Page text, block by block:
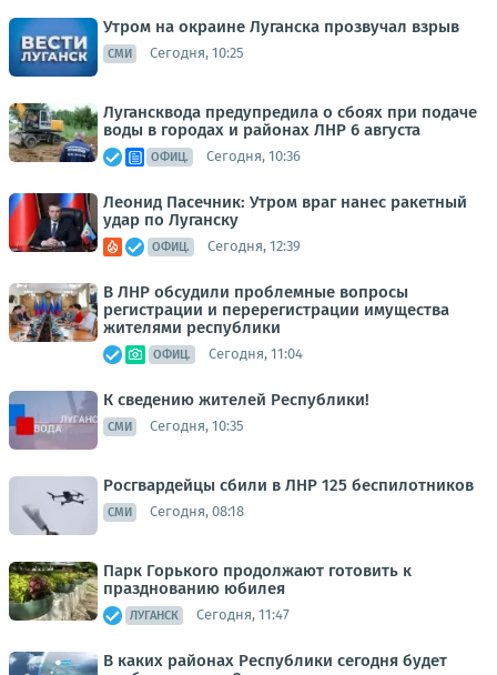
Утром на окраине Луганска прозвучал взрыв
СМИ Сегодня, 10:25
Лугансквода предупредила о сбоях при подаче
воды в городах и районах ЛНР 6 августа
ОФИЦ. Сегодня, 10:36
Леонид Пасечник: Утром враг нанес ракетный
удар по Луганску
ОФИЦ. Сегодня, 12:39
В ЛНР обсудили проблемные вопросы
регистрации и перерегистрации имущества
жителями республики
ОФИЦ. Сегодня, 11:04
К сведению жителей Республики!
СМИ Сегодня, 10:35
Росгвардейцы сбили в ЛНР 125 беспилотников
СМИ Сегодня, 08:18
Парк Горького продолжают готовить к
празднованию юбилея
ЛУГАНСК Сегодня, 11:47
В каких районах Республики сегодня будет